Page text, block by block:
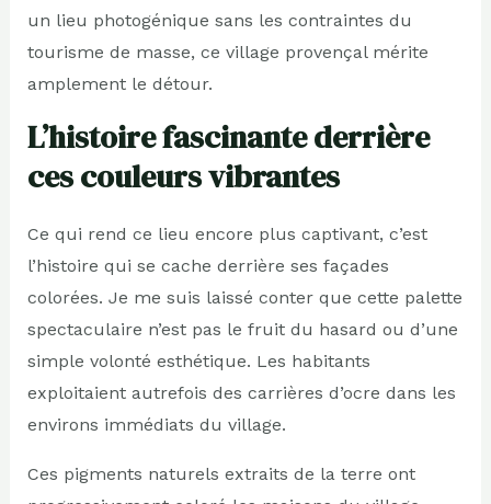
un lieu photogénique sans les contraintes du
tourisme de masse, ce village provençal mérite
amplement le détour.
L’histoire fascinante derrière
ces couleurs vibrantes
Ce qui rend ce lieu encore plus captivant, c’est
l’histoire qui se cache derrière ses façades
colorées. Je me suis laissé conter que cette palette
spectaculaire n’est pas le fruit du hasard ou d’une
simple volonté esthétique. Les habitants
exploitaient autrefois des carrières d’ocre dans les
environs immédiats du village.
Ces pigments naturels extraits de la terre ont